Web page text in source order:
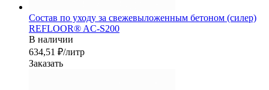
Состав по уходу за свежевыложенным бетоном (силер)
REFLOOR® AC-S200
В наличии
634,51 ₽/литр
Заказать